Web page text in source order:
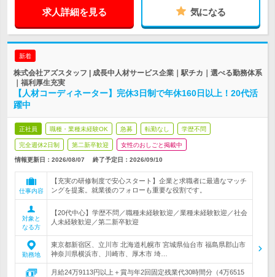
求人詳細を見る 気になる
新着
株式会社アズスタッフ | 成長中人材サービス企業｜駅チカ｜選べる勤務体系
｜福利厚生充実
【人材コーディネーター】完休3日制で年休160日以上！20代活
躍中
正社員 職種・業種未経験OK 急募 転勤なし 学歴不問
完全週休2日制 第二新卒歓迎 女性のおしごと掲載中
情報更新日：2026/08/07 終了予定日： 2026/09/10
仕事内容
【充実の研修制度で安心スタート】企業と求職者に最適なマッチ
ングを提案。就業後のフォローも重要な役割です。
対象と
なる方
【20代中心】学歴不問／職種未経験歓迎／業種未経験歓迎／社会
人未経験歓迎／第二新卒歓迎
勤務地
東京都新宿区、立川市 北海道札幌市 宮城県仙台市 福島県郡山市
神奈川県横浜市、川崎市、厚木市 埼…
月給24万9113円以上＋賞与年2回固定残業代30時間分（4万6515